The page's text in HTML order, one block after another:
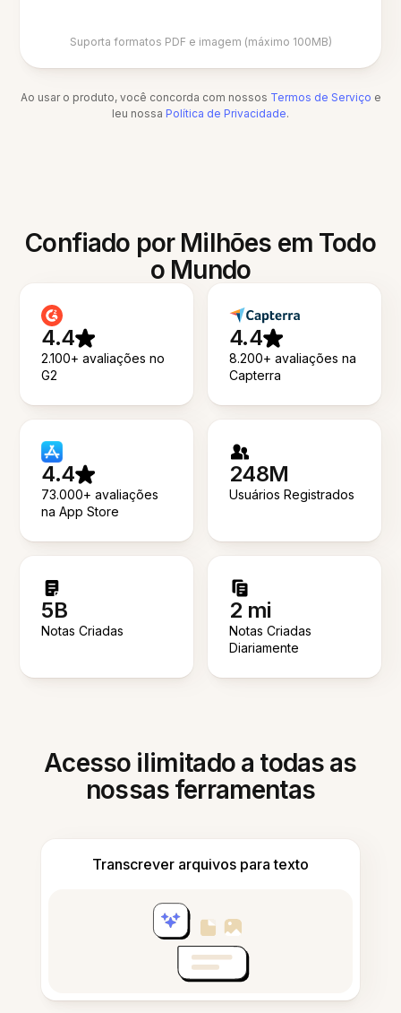
Suporta formatos PDF e imagem (máximo 100MB)
Ao usar o produto, você concorda com nossos Termos de Serviço e
leu nossa Política de Privacidade.
Confiado por Milhões em Todo
o Mundo
4.4
2.100+ avaliações no
G2
4.4
8.200+ avaliações na
Capterra
4.4
73.000+ avaliações
na App Store
248M
Usuários Registrados
5B
Notas Criadas
2 mi
Notas Criadas
Diariamente
Acesso ilimitado a todas as
nossas ferramentas
Transcrever arquivos para texto